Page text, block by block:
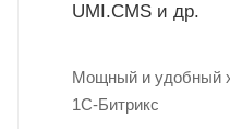
UMI.CMS и др.
Мощный и удобный
1С-Битрикс